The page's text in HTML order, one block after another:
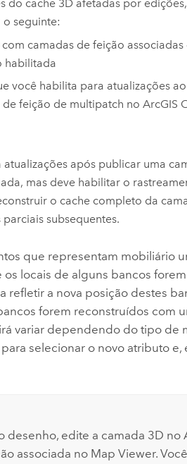
do cache 3D afetadas por
seguinte:
camadas de feição
habilitada
você habilita para atualizações
feição de multipatch no ArcGIS
após publicar uma
mas deve habilitar o
o cache completo da
subsequentes.
que representam mobiliário
locais de alguns bancos
refletir a nova posição destes
forem reconstruídos com
variar dependendo do tipo de
selecionar o novo atributo e,
desenho, edite a camada 3D no
associada no Map Viewer.